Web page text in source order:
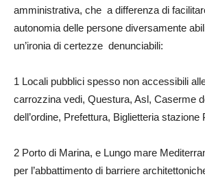
amministrativa, che a differenza di
autonomia delle persone diversamente
un’ironia di certezze denunciabili:
1 Locali pubblici spesso non accessibili
carrozzina vedi, Questura, Asl, Caserme
dell’ordine, Prefettura, Biglietteria
2 Porto di Marina, e Lungo mare
per l’abbattimento di barriere